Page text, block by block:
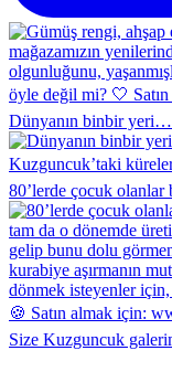
Dünyanın binbir
80’lerde çocuk olanlar
Size Kuzguncuk